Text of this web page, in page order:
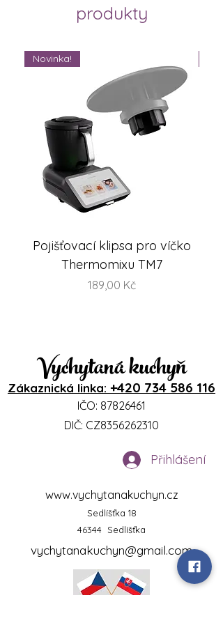
produkty
Novinka!
Pojišťovací klipsa pro víčko
Thermomixu TM7
Cena
189,00 Kč
Vychytaná kuchyň
Zákaznická linka: +420 734 586 116
IČO: 87826461
DIČ: CZ8356262310
Přihlášení
www.vychytanakuchyn.cz
Sedlíšťka 18
46344 Sedlíšťka
vychytanakuchyn@gmail.com